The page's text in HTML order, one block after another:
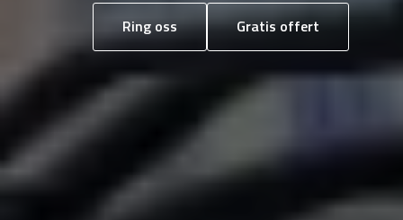
Ring oss Gratis offert